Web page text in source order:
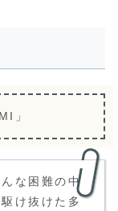
」
な困難の中
け抜けた多